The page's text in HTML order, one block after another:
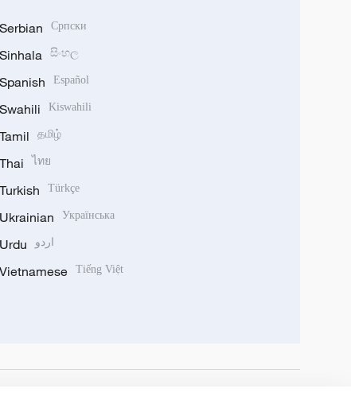
Serbian Српски
Sinhala සිංහල
Spanish Español
Swahili Kiswahili
Tamil தமிழ்
Thai ไทย
Turkish Türkçe
Ukrainian Українська
Urdu اردو
Vietnamese Tiếng Việt